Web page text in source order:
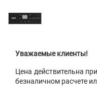
Уважаемые клиенты!
Цена действительна
безналичном расчете